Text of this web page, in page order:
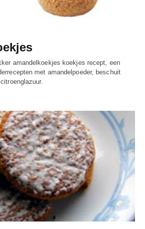
amandelkoekjes koekjes recept, een
met amandelpoeder, beschuit